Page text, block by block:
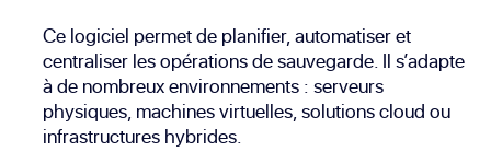
Ce logiciel permet de planifier, automatiser et
centraliser les opérations de sauvegarde. Il s’adapte
à de nombreux environnements : serveurs
physiques, machines virtuelles, solutions cloud ou
infrastructures hybrides.